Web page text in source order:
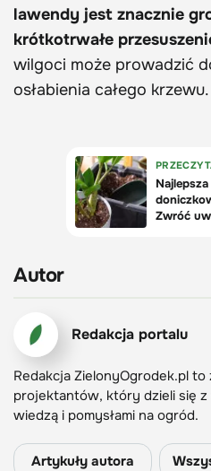
lawendy jest znacznie
krótkotrwałe
wilgoci może prowadzić
osłabienia całego krzewu.
Autor
Redakcja portalu
Redakcja ZielonyOgrodek.pl
projektantów, który dzieli się
wiedzą i pomysłami na ogród.
Artykuły autora